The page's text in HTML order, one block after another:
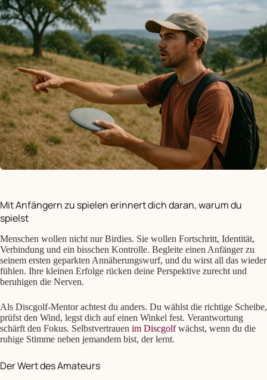
Mit Anfängern zu spielen erinnert dich daran, warum du
spielst
Menschen wollen nicht nur Birdies. Sie wollen Fortschritt, Identität,
Verbindung und ein bisschen Kontrolle. Begleite einen Anfänger zu
seinem ersten geparkten Annäherungswurf, und du wirst all das wieder
fühlen. Ihre kleinen Erfolge rücken deine Perspektive zurecht und
beruhigen die Nerven.
Als Discgolf-Mentor achtest du anders. Du wählst die richtige Scheibe,
prüfst den Wind, legst dich auf einen Winkel fest. Verantwortung
schärft den Fokus. Selbstvertrauen im Discgolfwächst, wenn du die
ruhige Stimme neben jemandem bist, der lernt.
Der Wert des Amateurs